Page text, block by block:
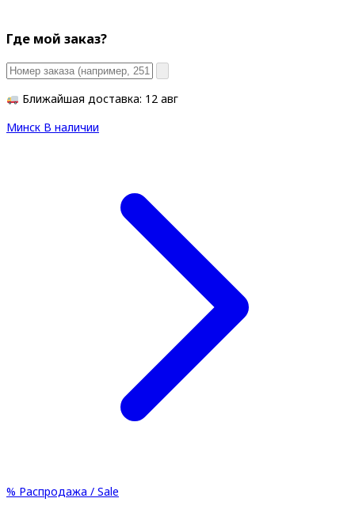
Где мой заказ?
Ближайшая доставка: 12 авг
Минск В наличии
% Распродажа / Sale